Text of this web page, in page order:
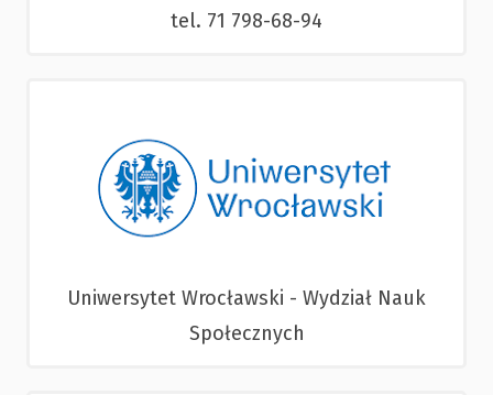
tel. 71 798-68-94
Uniwersytet Wrocławski - Wydział Nauk
Społecznych